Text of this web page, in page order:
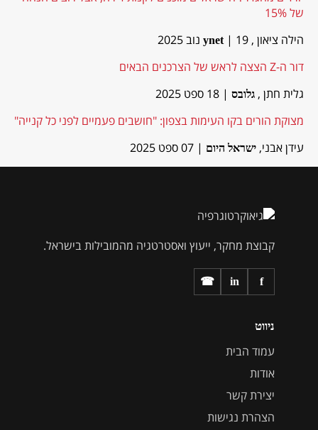
של 15%
הילה ציאון ,
ynet| 19 נוב 2025
דור ה-Z הצצה לראש של הצרכנים הבאים
גלית חתן , גלובס | 18 ספט 2025
מצוקת הורים בקו העימות בצפון: "חושבים פעמיים לפני כל קנייה"
עידן אבני, ישראל היום | 07 ספט 2025
קבוצת מחקר, ייעוץ ואסטרטגיה מהמובילות בישראל.
f
in
☎
ניווט
עמוד הבית
אודות
יצירת קשר
הצהרת נגישות